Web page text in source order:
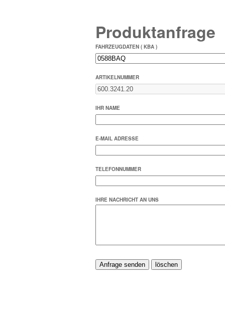
Produktanfrage
FAHRZEUGDATEN ( KBA )
ARTIKELNUMMER
IHR NAME
E-MAIL ADRESSE
TELEFONNUMMER
IHRE NACHRICHT AN UNS